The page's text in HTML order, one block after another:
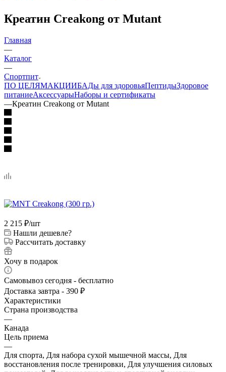
Креатин Creakong от Mutant
Главная
—
Каталог
—
Спортпит
ПО ЦЕЛЯМАКЦИИБАДы для здоровьяПептидыЗдоровое
питаниеАксессуарыНаборы и сертификаты
—Креатин Creakong от Mutant
2 215 ₽/шт
Нашли дешевле?
Рассчитать доставку
Хочу в подарок
Самовывоз сегодня - бесплатно
Доставка завтра - 390 ₽
Характеристики
Страна производства
—
Канада
Цель приема
—
Для спорта, Для набора сухой мышечной массы, Для
восстановления после тренировки, Для улучшения силовых